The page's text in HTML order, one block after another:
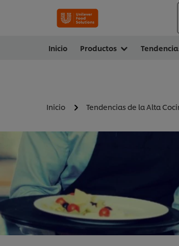
Inicio Productos
Inicio Tendencias de la Alta